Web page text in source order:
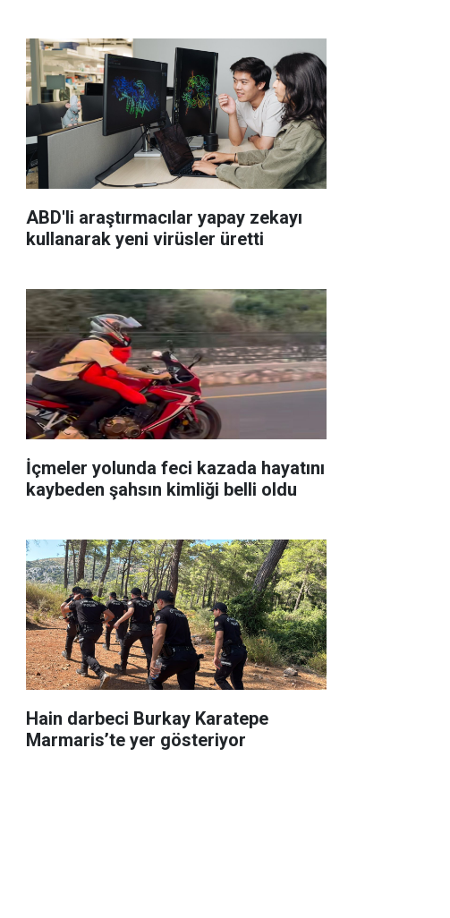
ABD'li araştırmacılar yapay zekayı
kullanarak yeni virüsler üretti
İçmeler yolunda feci kazada hayatını
kaybeden şahsın kimliği belli oldu
Hain darbeci Burkay Karatepe
Marmaris’te yer gösteriyor